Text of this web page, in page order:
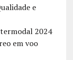
e
2024
em voo